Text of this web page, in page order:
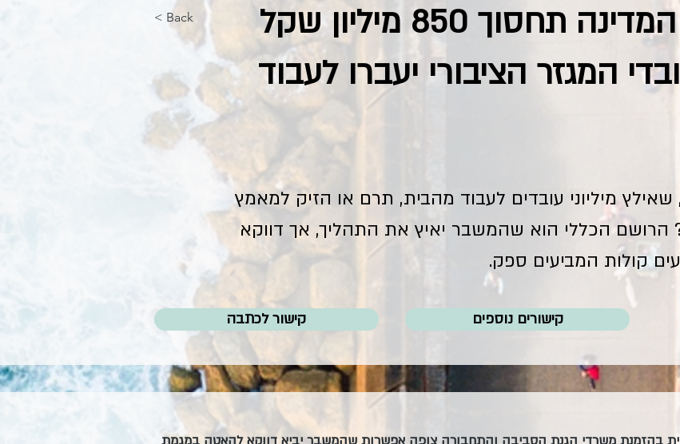
הגרף היומי: המדינה תחסוך 850 מיליון שקל
המגזר הציבורי יעברו לעבוד
< Back
מיליוני עובדים לעבוד מהבית, תרם או הזיק למאמץ
הרושם הכללי הוא שהמשבר יאיץ את התהליך, אך דווקא
קולות המביעים ספק.
קישור לכתבה קישורים נוספים